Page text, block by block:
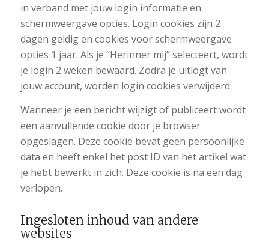
in verband met jouw login informatie en
schermweergave opties. Login cookies zijn 2
dagen geldig en cookies voor schermweergave
opties 1 jaar. Als je “Herinner mij” selecteert, wordt
je login 2 weken bewaard. Zodra je uitlogt van
jouw account, worden login cookies verwijderd.
Wanneer je een bericht wijzigt of publiceert wordt
een aanvullende cookie door je browser
opgeslagen. Deze cookie bevat geen persoonlijke
data en heeft enkel het post ID van het artikel wat
je hebt bewerkt in zich. Deze cookie is na een dag
verlopen.
Ingesloten inhoud van andere
websites